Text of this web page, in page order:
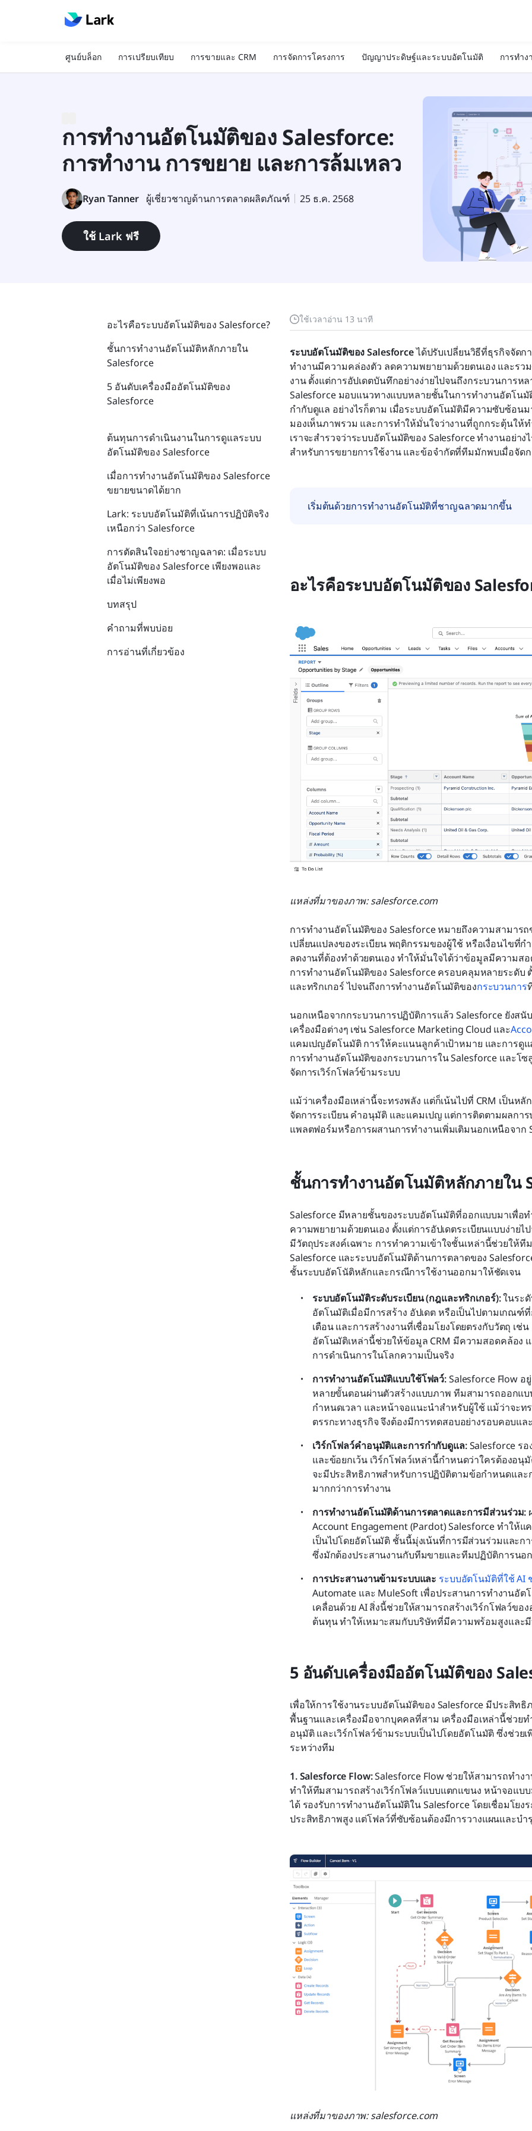
ศูนย์บล็อก การเปรียบเทียบ การขายและ CRM การจัดการโครงการ ปัญญาประดิษฐ์และระบบอัตโนมัติ การทำ
การทำงานอัตโนมัติของ Salesforce:
การทำงาน การขยาย และการล้มเหลว
Ryan Tanner ผู้เชี่ยวชาญด้านการตลาดผลิตภัณฑ์ 25 ธ.ค. 2568
ใช้ Lark ฟรี
ใช้เวลาอ่าน 13 นาที
ระบบอัตโนมัติของ Salesforce ได้ปรับเปลี่ยนวิธีที่ธุรกิจจัด
ทำงานมีความคล่องตัว ลดความพยายามด้วยตนเอง และร
งาน ตั้งแต่การอัปเดตบันทึกอย่างง่ายไปจนถึงกระบวนการ
Salesforce มอบแนวทางแบบหลายชั้นในการทำงานอัตโน
กำกับดูแล อย่างไรก็ตาม เมื่อระบบอัตโนมัติมีความซับซ้อน
มองเห็นภาพรวม และการทำให้มั่นใจว่างานที่ถูกกระตุ้นให้
เราจะสำรวจว่าระบบอัตโนมัติของ Salesforce ทำงานอย่
สำหรับการขยายการใช้งาน และข้อจำกัดที่ทีมมักพบเมื่อจั
เริ่มต้นด้วยการทำงานอัตโนมัติที่ชาญฉลาดมากขึ้น
อะไรคือระบบอัตโนมัติของ
แหล่งที่มาของภาพ: salesforce.com
การทำงานอัตโนมัติของ Salesforce หมายถึงความสามาร
เปลี่ยนแปลงของระเบียน พฤติกรรมของผู้ใช้ หรือเงื่อนไขที่
ลดงานที่ต้องทำด้วยตนเอง ทำให้มั่นใจได้ว่าข้อมูลมีความ
การทำงานอัตโนมัติของ Salesforce ครอบคลุมหลายระดับ
และทริกเกอร์ ไปจนถึงการทำงานอัตโนมัติของกระบวนการ
นอกเหนือจากกระบวนการปฏิบัติการแล้ว Salesforce ยังส
เครื่องมือต่างๆ เช่น Salesforce Marketing Cloud และ
แคมเปญอัตโนมัติ การให้คะแนนลูกค้าเป้าหมาย และการดู
การทำงานอัตโนมัติของกระบวนการใน Salesforce และโ
จัดการเวิร์กโฟลว์ข้ามระบบ
แม้ว่าเครื่องมือเหล่านี้จะทรงพลัง แต่ก็เน้นไปที่ CRM เป็น
จัดการระเบียน คำอนุมัติ และแคมเปญ แต่การติดตามผลก
แพลตฟอร์มหรือการผสานการทำงานเพิ่มเติมนอกเหนือจาก
ชั้นการทำงานอัตโนมัติหลักภายใน
Salesforce มีหลายชั้นของระบบอัตโนมัติที่ออกแบบมาเพื่อ
ความพยายามด้วยตนเอง ตั้งแต่การอัปเดตระเบียนแบบง่า
มีวัตถุประสงค์เฉพาะ การทำความเข้าใจชั้นเหล่านี้ช่วยให้
Salesforce และระบบอัตโนมัติด้านการตลาดของ
ชั้นระบบอัตโนัติหลักและกรณีการใช้งานออกมาให้ชัดเจน
ระบบอัตโนมัติระดับระเบียน (กฎและทริกเกอร์): ในระ
อัตโนมัติเมื่อมีการสร้าง อัปเดต หรือเป็นไปตามเกณ
เตือน และการสร้างงานที่เชื่อมโยงโดยตรงกับวัตถุ เ
อัตโนมัติเหล่านี้ช่วยให้ข้อมูล CRM มีความสอดคล้อง
การดำเนินการในโลกความเป็นจริง
การทำงานอัตโนมัติแบบใช้โฟลว์: Salesforce Flow
หลายขั้นตอนผ่านตัวสร้างแบบภาพ ทีมสามารถออกแ
กำหนดเวลา และหน้าจอแนะนำสำหรับผู้ใช้ แม้ว่าจะ
ตรรกะทางธุรกิจ จึงต้องมีการทดสอบอย่างรอบคอบแ
เวิร์กโฟลว์คำอนุมัติและการกำกับดูแล: Salesforce ร
และข้อยกเว้น เวิร์กโฟลว์เหล่านี้กำหนดว่าใครต้องอ
จะมีประสิทธิภาพสำหรับการปฏิบัติตามข้อกำหนดและ
มากกว่าการทำงาน
การทำงานอัตโนมัติด้านการตลาดและการมีส่วนร่วม:
Account Engagement (Pardot) Salesforce ทำให้
เป็นไปโดยอัตโนมัติ ชั้นนี้มุ่งเน้นที่การมีส่วนร่วมและก
ซึ่งมักต้องประสานงานกับทีมขายและทีมปฏิบัติการนอ
การประสานงานข้ามระบบและ ระบบอัตโนมัติที่ใช้ AI
Automate และ MuleSoft เพื่อประสานการทำงานอั
เคลื่อนด้วย AI สิ่งนี้ช่วยให้สามารถสร้างเวิร์กโฟลว์ข
ต้นทุน ทำให้เหมาะสมกับบริษัทที่มีความพร้อมสูงและ
5 อันดับเครื่องมืออัตโนมัติของ
เพื่อให้การใช้งานระบบอัตโนมัติของ Salesforce มีประสิท
พื้นฐานและเครื่องมือจากบุคคลที่สาม เครื่องมือเหล่านี้ช่วย
อนุมัติ และเวิร์กโฟลว์ข้ามระบบเป็นไปโดยอัตโนมัติ ซึ่งช่ว
ระหว่างทีม
1.Salesforce Flow: Salesforce Flow ช่วยให้สามารถทำ
ทำให้ทีมสามารถสร้างเวิร์กโฟลว์แบบแตกแขนง หน้าจอแบ
ได้ รองรับการทำงานอัตโนมัติใน Salesforce โดยเชื่อมโย
ประสิทธิภาพสูง แต่โฟลว์ที่ซับซ้อนต้องมีการวางแผนและบำ
แหล่งที่มาของภาพ: salesforce.com
อะไรคือระบบอัตโนมัติของ Salesforce?
ชั้นการทำงานอัตโนมัติหลักภายใน
Salesforce
5 อันดับเครื่องมืออัตโนมัติของ
Salesforce
ต้นทุนการดำเนินงานในการดูแลระบบ
อัตโนมัติของ Salesforce
เมื่อการทำงานอัตโนมัติของ Salesforce
ขยายขนาดได้ยาก
Lark: ระบบอัตโนมัติที่เน้นการปฏิบัติจริง
เหนือกว่า Salesforce
การตัดสินใจอย่างชาญฉลาด: เมื่อระบบ
อัตโนมัติของ Salesforce เพียงพอและ
เมื่อไม่เพียงพอ
บทสรุป
คำถามที่พบบ่อย
การอ่านที่เกี่ยวข้อง